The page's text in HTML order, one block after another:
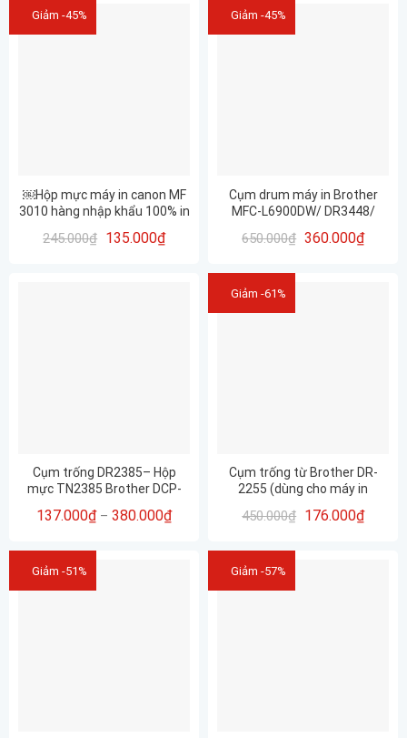
Giảm -45%
￼Hộp mực máy in canon MF
3010 hàng nhập khẩu 100% in
245.000₫ 135.000₫
Giảm -45%
Cụm drum máy in Brother
MFC-L6900DW/ DR3448/
DR-3448/ DR-820
650.000₫ 360.000₫
Cụm trống DR2385– Hộp
mực TN2385 Brother DCP-
sắc nét từng chi tiết
137.000₫ – 380.000₫
Giảm -61%
Cụm trống từ Brother DR-
2255 (dùng cho máy in
450.000₫ 176.000₫
Giảm -51% Giảm -57%